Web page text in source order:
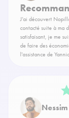
J'ai découvert
contacté suite à ma
satisfaisant, je me
de faire des
l'assistance de
Nessim